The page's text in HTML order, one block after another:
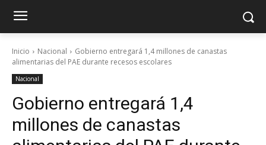
Inicio Nacional
Gobierno entregará 1,4 millones de canastas
alimentarias del PAE durante recesos escolares
Nacional
Gobierno entregará 1,4
millones de canastas